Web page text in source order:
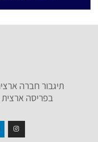
תיגבור חברה
בפריסה ארצית